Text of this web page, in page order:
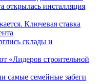
открылась инсталляция
Ключевая ставка
склады и
«Лидеров строительной
самые семейные забеги